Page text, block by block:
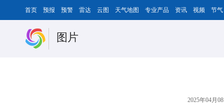
首页 预报 预警 雷达 云图 天气地图 专业产品 资讯 视频 节气
图片
2025年04月